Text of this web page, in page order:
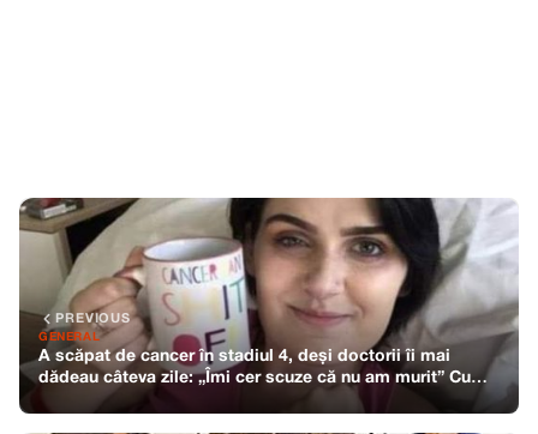
PREVIOUS
GENERAL
A scăpat de cancer în stadiul 4, deși doctorii îi mai
dădeau câteva zile: „Îmi cer scuze că nu am murit” Cum
a reușit să se vindece